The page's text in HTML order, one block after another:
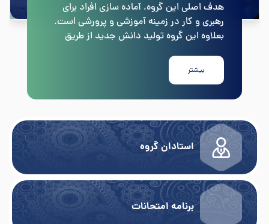
هدف اصلی این گروه، آماده سازی افراد برای
رهبری و کار در زمینه آموزشی و پرورشی است.
بعلاوه این گروه تولید دانش جدید از طریق
آموزشی را تقویت می‌کند.
بیشتر
استادان گروه
برنامه امتحانات